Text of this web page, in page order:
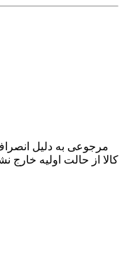
کالا از حالت اولیه خارج